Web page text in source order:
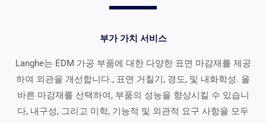
부가 가치 서비스
Langhe는 EDM 가공 부품에 대한 다양한 표면 마감재를 제공
하여 외관을 개선합니다., 표면 거칠기, 경도, 및 내화학성. 올
바른 마감재를 선택하여, 부품의 성능을 향상시킬 수 있습니
다, 내구성, 그리고 미학, 기능적 및 외관적 요구 사항을 모두